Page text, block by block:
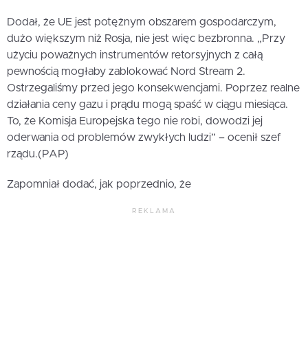
Dodał, że UE jest potężnym obszarem gospodarczym,
dużo większym niż Rosja, nie jest więc bezbronna. „Przy
użyciu poważnych instrumentów retorsyjnych z całą
pewnością mogłaby zablokować Nord Stream 2.
Ostrzegaliśmy przed jego konsekwencjami. Poprzez realne
działania ceny gazu i prądu mogą spaść w ciągu miesiąca.
To, że Komisja Europejska tego nie robi, dowodzi jej
oderwania od problemów zwykłych ludzi” – ocenił szef
rządu.(PAP)
Zapomniał dodać, jak poprzednio, że
REKLAMA